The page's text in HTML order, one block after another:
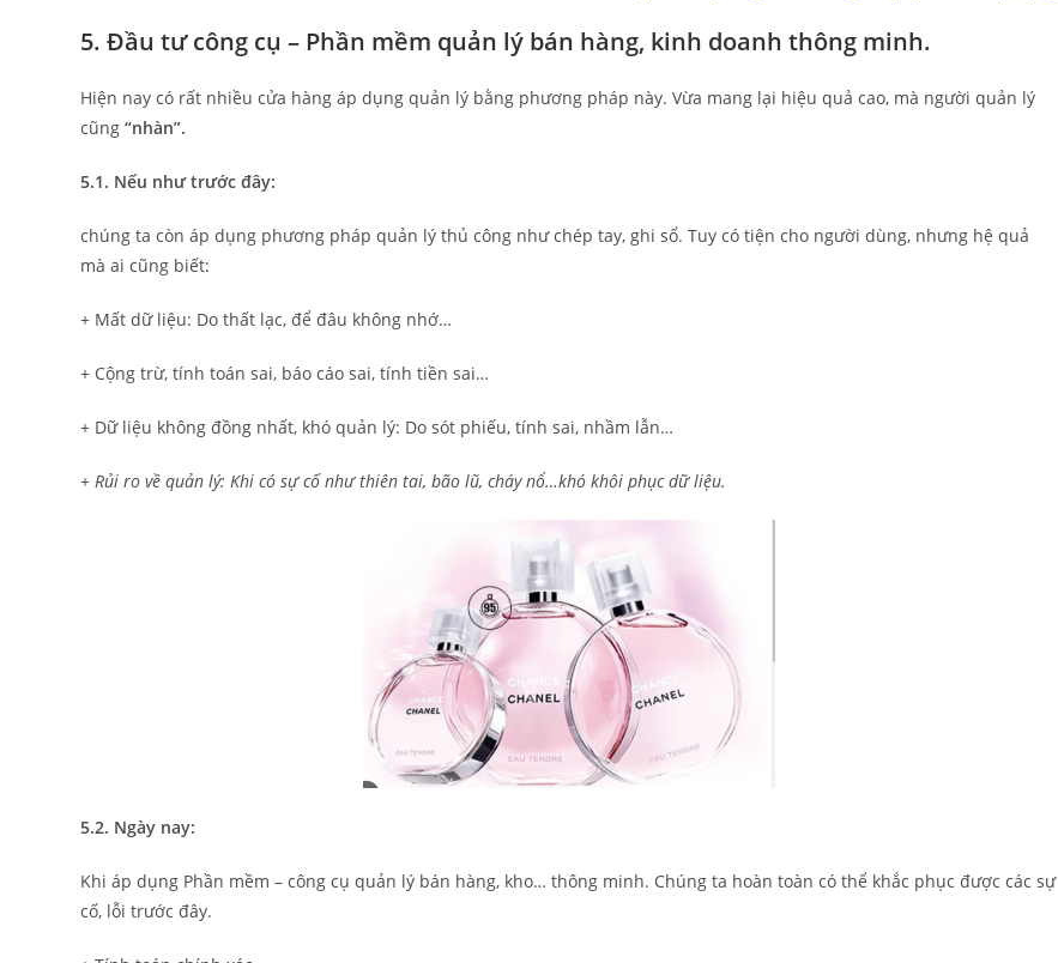
5. Đầu tư công cụ – Phần mềm quản lý bán hàng, kinh doanh thông minh.
Hiện nay có rất nhiều cửa hàng áp dụng quản lý bằng phương pháp này. Vừa mang lại hiệu quả cao, mà người quản lý
cũng“nhàn”.
5.1. Nếu như trước đây:
chúng ta còn áp dụng phương pháp quản lý thủ công như chép tay, ghi sổ. Tuy có tiện cho người dùng, nhưng hệ quả
mà ai cũng biết:
+ Mất dữ liệu: Do thất lạc, để đâu không nhớ…
+ Cộng trừ, tính toán sai, báo cáo sai, tính tiền sai…
+ Dữ liệu không đồng nhất, khó quản lý: Do sót phiếu, tính sai, nhầm lẫn…
+ Rủi ro về quản lý: Khi có sự cố như thiên tai, bão lũ, cháy nổ…khó khôi phục dữ liệu.
5.2. Ngày nay:
Khi áp dụng Phần mềm – công cụ quản lý bán hàng, kho… thông minh. Chúng ta hoàn toàn có thể khắc phục được các sự
cố, lỗi trước đây.